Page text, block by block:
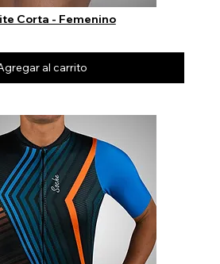
Corta - Femenino
al carrito